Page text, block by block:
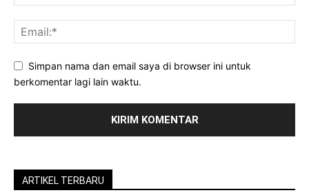
Simpan nama dan email saya di browser ini untuk
berkomentar lagi lain waktu.
ARTIKEL TERBARU